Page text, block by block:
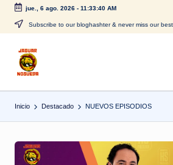
Saltar
contenido
jue., 6 ago. 2026- 11:33:40 AM
Subscribe to our bloghashter & never miss our
J
a
g
CONTENIDO
Inicio Destacado NUEVOS EPISODIOS